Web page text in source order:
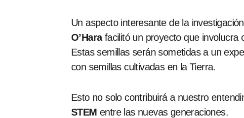
Un aspecto interesante de la
O’Harafacilitó un proyecto que involucra
Estas semillas serán sometidas a un
con semillas cultivadas en la Tierra.
Esto no solo contribuirá a nuestro
STEM entre las nuevas generaciones.